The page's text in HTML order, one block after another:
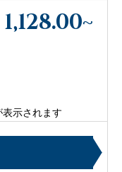
1,128.00~
示されます